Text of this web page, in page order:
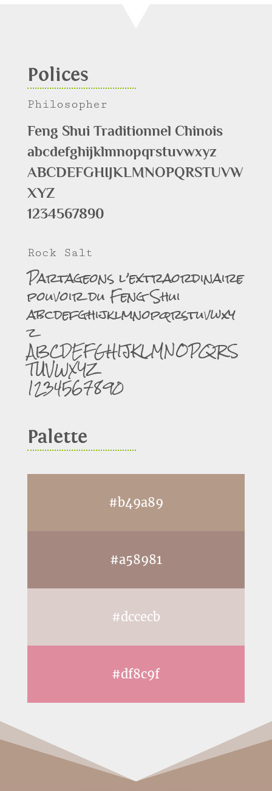
Polices
Philosopher
Feng Shui Traditionnel Chinois
abcdefghijklmnopqrstuvwxyz
ABCDEFGHIJKLMNOPQRSTUVW
XYZ
1234567890
Rock Salt
Partageons l’extraordinaire
pouvoir du Feng Shui
abcdefghijklmnopqrstuvwxy
z
ABCDEFGHIJKLMNOPQRS
TUVWXYZ
1234567890
Palette
#b49a89
#a58981
#dccecb
#df8c9f